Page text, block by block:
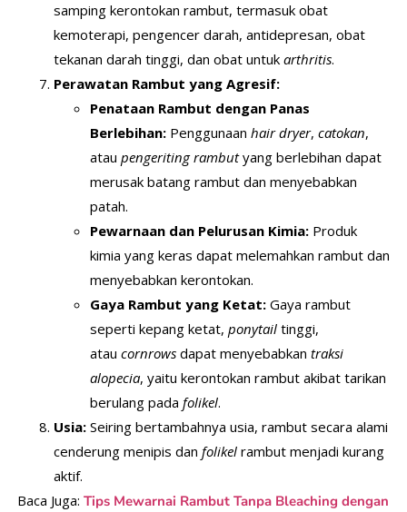
samping kerontokan rambut, termasuk obat
kemoterapi, pengencer darah, antidepresan, obat
tekanan darah tinggi, dan obat untuk arthritis.
Perawatan Rambut yang Agresif:
Penataan Rambut dengan Panas
Berlebihan:Penggunaan hair dryer, catokan,
atau pengeriting rambutyang berlebihan dapat
merusak batang rambut dan menyebabkan
patah.
Pewarnaan dan Pelurusan Kimia:Produk
kimia yang keras dapat melemahkan rambut dan
menyebabkan kerontokan.
Gaya Rambut yang Ketat:Gaya rambut
seperti kepang ketat, ponytailtinggi,
atau cornrowsdapat menyebabkan traksi
alopecia, yaitu kerontokan rambut akibat tarikan
berulang pada folikel.
Usia:Seiring bertambahnya usia, rambut secara alami
cenderung menipis dan folikelrambut menjadi kurang
aktif.
Baca Juga: Tips Mewarnai Rambut Tanpa Bleaching dengan